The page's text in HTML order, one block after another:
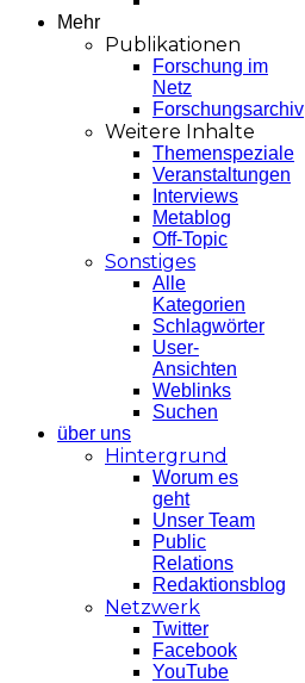
Mehr
Publikationen
Forschung im
Netz
Forschungsarchiv
Weitere Inhalte
Themenspeziale
Veranstaltungen
Interviews
Metablog
Off-Topic
Sonstiges
Alle
Kategorien
Schlagwörter
User-
Ansichten
Weblinks
Suchen
über uns
Hintergrund
Worum es
geht
Unser Team
Public
Relations
Redaktionsblog
Netzwerk
Twitter
Facebook
YouTube